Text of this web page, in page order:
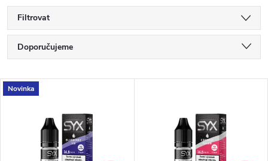
Filtrovat
Ř
a
Doporučujeme
Nejdražší
Nejprodávanější
Abecedně
V
Novinka